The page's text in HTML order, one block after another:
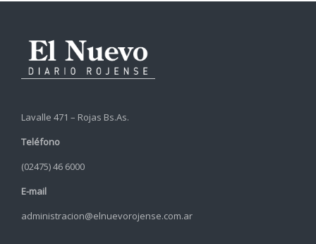
Lavalle 471 – Rojas Bs.As.
Teléfono
(02475) 46 6000
E-mail
administracion@elnuevorojense.com.ar